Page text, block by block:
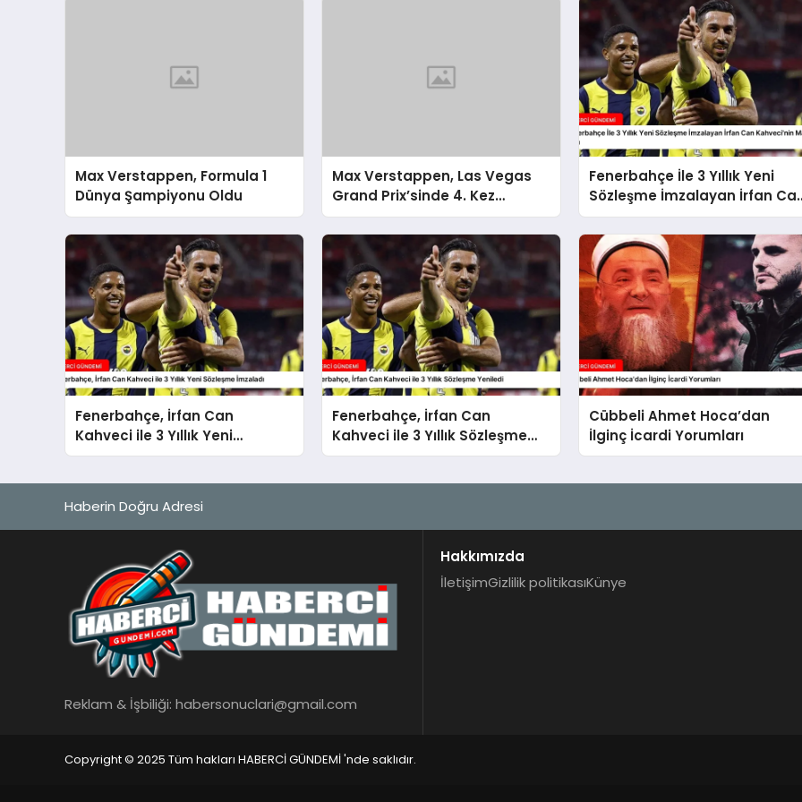
Max Verstappen, Formula 1
Dünya Şampiyonu Oldu
Max Verstappen, Las Vegas
Grand Prix’sinde 4. Kez
Şampiyon Oldu
Fenerbahçe İle 3 Yıllık Yeni
Sözleşme İmzalayan İrfan
Kahveci’nin Maaşı Arttı
Fenerbahçe, İrfan Can
Kahveci ile 3 Yıllık Yeni
Sözleşme İmzaladı
Fenerbahçe, İrfan Can
Kahveci ile 3 Yıllık Sözleşme
Yeniledi
Cübbeli Ahmet Hoca’dan
İlginç İcardi Yorumları
Haberin Doğru Adresi
Reklam & İşbiliği: habersonuclari@gmail.com
Hakkımızda
İletişimGizlilik politikasıKünye
Copyright © 2025 Tüm hakları HABERCİ GÜNDEMİ 'nde saklıdır.